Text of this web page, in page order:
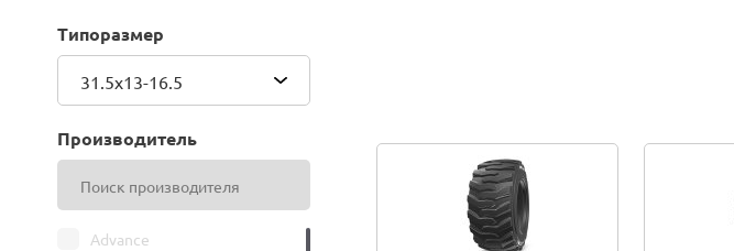
Типоразмер
31.5x13-16.5
Производитель
Advance